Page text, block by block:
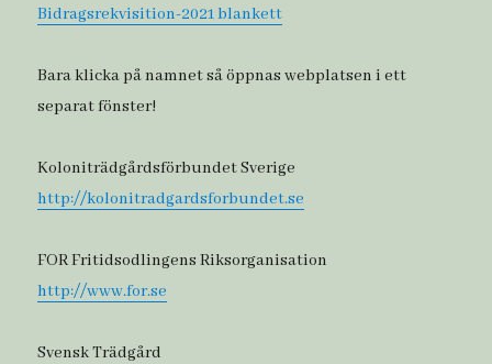
Bidragsrekvisition-2021 blankett
Bara klicka på namnet så öppnas webplatsen i ett
separat fönster!
Koloniträdgårdsförbundet Sverige
http://kolonitradgardsforbundet.se
FOR Fritidsodlingens Riksorganisation
http://www.for.se
Svensk Trädgård